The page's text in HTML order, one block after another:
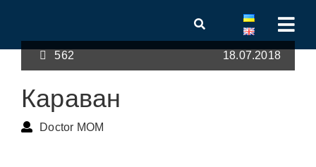
562 18.07.2018
Караван
Doctor MOM